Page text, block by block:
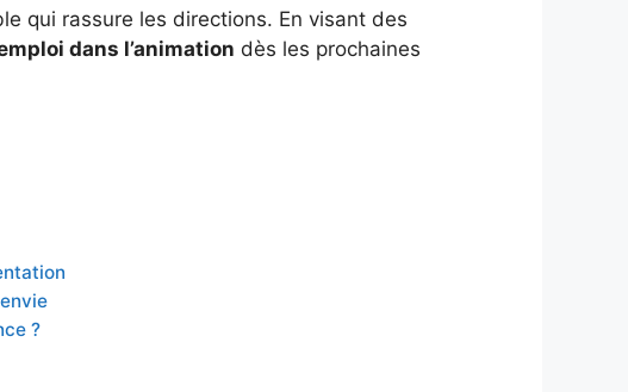
qui rassure les directions. En visant des
dans l’animation dès les prochaines
?